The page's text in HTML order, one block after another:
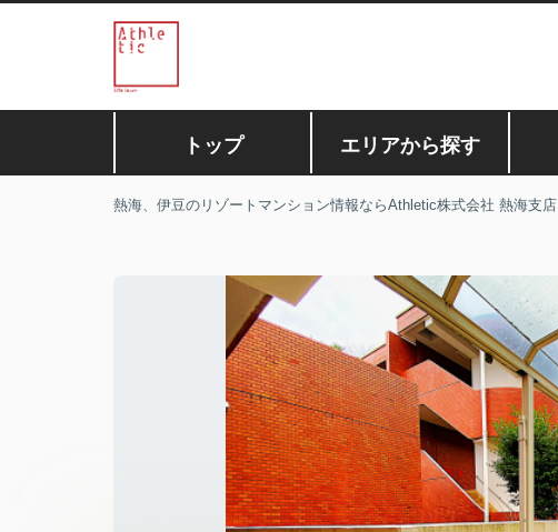
トップ エリアから探す
熱海、伊豆のリゾートマンション情報ならAthletic株式会社 熱海支店